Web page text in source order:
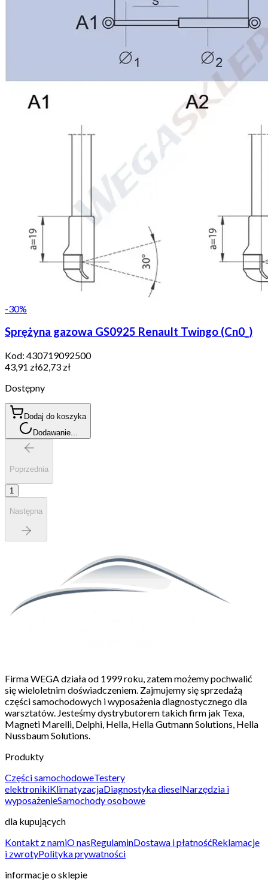
-30%
Sprężyna gazowa GS0925 Renault Twingo (Cn0_)
Kod: 430719092500
43,91 zł62,73 zł
Dostępny
Dodaj do koszyka
Dodawanie...
Poprzednia
1
Następna
Firma WEGA działa od 1999 roku, zatem możemy pochwalić
się wieloletnim doświadczeniem. Zajmujemy się sprzedażą
części samochodowych i wyposażenia diagnostycznego dla
warsztatów. Jesteśmy dystrybutorem takich firm jak Texa,
Magneti Marelli, Delphi, Hella, Hella Gutmann Solutions, Hella
Nussbaum Solutions.
Produkty
Części samochodoweTestery
elektronikiKlimatyzacjaDiagnostyka dieselNarzędzia i
wyposażenieSamochody osobowe
dla kupujących
Kontakt z namiO nasRegulaminDostawa i płatnośćReklamacje
i zwrotyPolityka prywatności
informacje o sklepie